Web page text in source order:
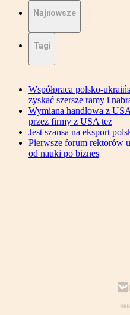
Najnowsze
Tagi
Współpraca polsko-
zyskać szersze ramy i
Wymiana handlowa z
przez firmy z USA też
Jest szansa na eksport
Pierwsze forum rektorów
od nauki po biznes